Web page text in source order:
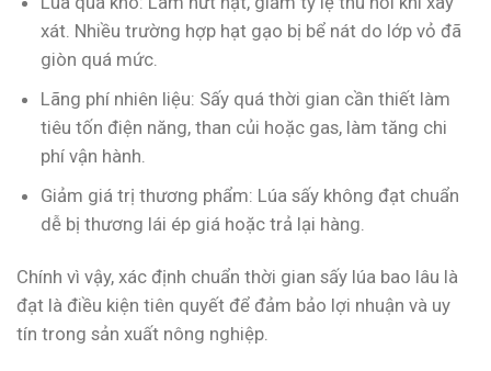
xát. Nhiều trường hợp hạt gạo bị bể nát do lớp vỏ đã
giòn quá mức.
Lãng phí nhiên liệu: Sấy quá thời gian cần thiết làm
tiêu tốn điện năng, than củi hoặc gas, làm tăng chi
phí vận hành.
Giảm giá trị thương phẩm: Lúa sấy không đạt chuẩn
dễ bị thương lái ép giá hoặc trả lại hàng.
Chính vì vậy, xác định chuẩn thời gian sấy lúa bao lâu là
đạt là điều kiện tiên quyết để đảm bảo lợi nhuận và uy
tín trong sản xuất nông nghiệp.